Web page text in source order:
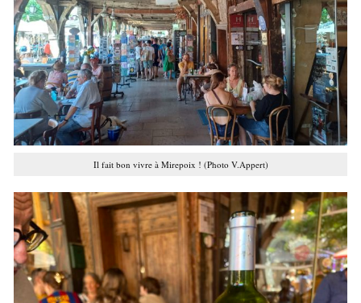
Il fait bon vivre à Mirepoix ! (Photo V.Appert)